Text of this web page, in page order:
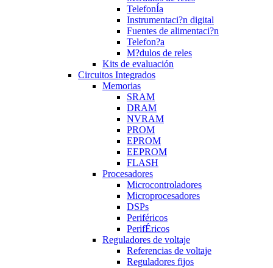
TelefonÍa
Instrumentaci?n digital
Fuentes de alimentaci?n
Telefon?a
M?dulos de reles
Kits de evaluación
Circuitos Integrados
Memorias
SRAM
DRAM
NVRAM
PROM
EPROM
EEPROM
FLASH
Procesadores
Microcontroladores
Microprocesadores
DSPs
Periféricos
PerifÉricos
Reguladores de voltaje
Referencias de voltaje
Reguladores fijos